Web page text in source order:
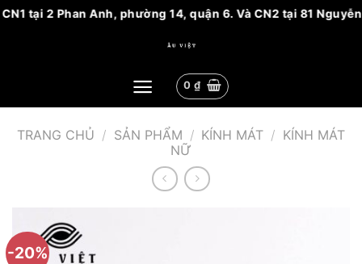
2 Phan Anh, phường 14, quận 6. Và CN2 tại 81 Nguyễn
0 ₫
TRANG CHỦ / SẢN PHẨM / KÍNH MÁT / KÍNH MÁT
NỮ
-20%